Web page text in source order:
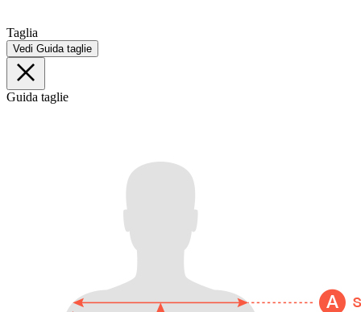
Taglia
Vedi Guida taglie
Guida taglie